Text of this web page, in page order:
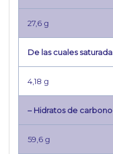
27,6 g
De las cuales
4,18 g
– Hidratos de carbono
59,6 g